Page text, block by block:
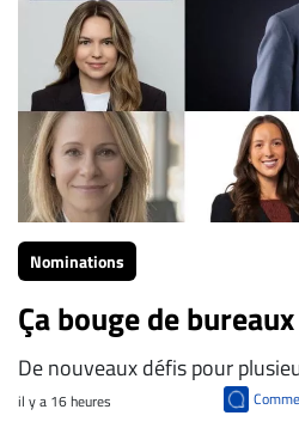
Nominations
Ça bouge de
De nouveaux défis pour
il y a 16 heures